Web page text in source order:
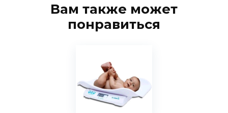
Вам также может
понравиться